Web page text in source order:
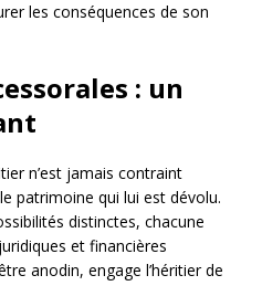
les conséquences de son
: un
n’est jamais contraint
patrimoine qui lui est dévolu.
distinctes, chacune
et financières
anodin, engage l’héritier de